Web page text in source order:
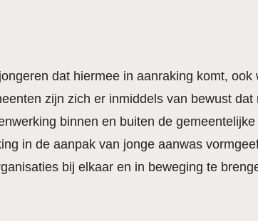
dat hiermee in aanraking komt,
zijn zich er inmiddels van bewust
binnen en buiten de
in de aanpak van jonge aanwas
bij elkaar en in beweging te